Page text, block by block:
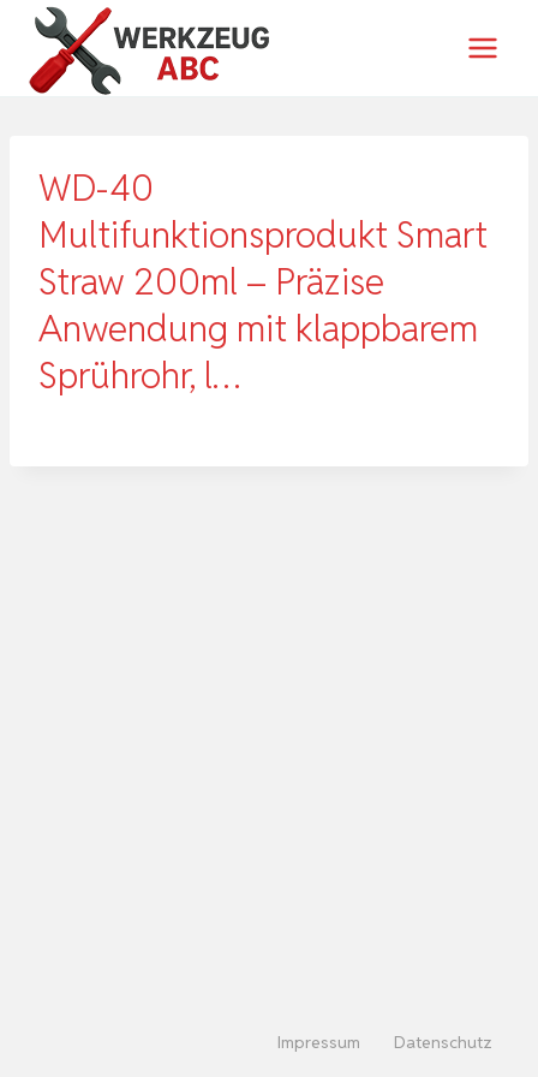
Zum
Inhalt
springen
WD-40
Multifunktionsprodukt Smart
Straw 200ml – Präzise
Anwendung mit klappbarem
Sprührohr, l…
Impressum Datenschutz